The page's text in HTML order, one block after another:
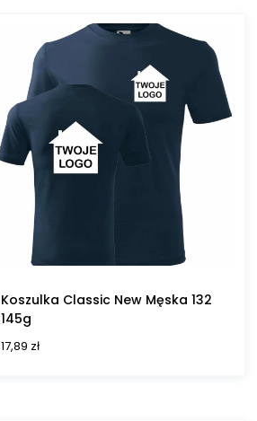
Koszulka Classic New Męska 132
145g
17,89 zł